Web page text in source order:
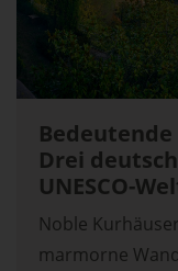
Drei
UNESCO-
Noble
marmorne